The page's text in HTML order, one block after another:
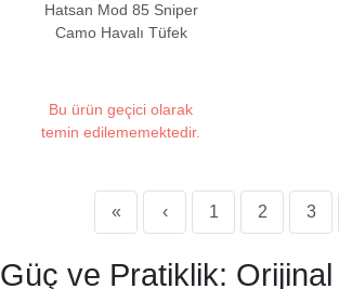
Hatsan Mod 85 Sniper
Camo Havalı Tüfek
Bu ürün geçici olarak
temin edilememektedir.
« ‹ 1 2 3
Güç ve Pratiklik: Orijinal